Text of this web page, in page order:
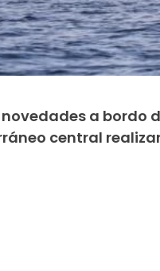
a bordo
central